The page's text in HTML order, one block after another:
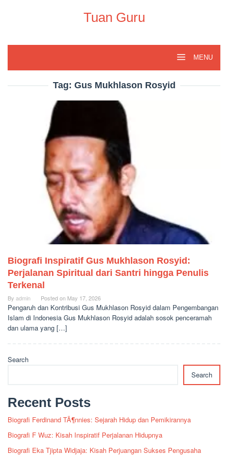
Tuan Guru
MENU
Tag: Gus Mukhlason Rosyid
Biografi Inspiratif Gus Mukhlason Rosyid:
Perjalanan Spiritual dari Santri hingga Penulis
Terkenal
By admin Posted on May 17, 2026
Pengaruh dan Kontribusi Gus Mukhlason Rosyid dalam Pengembangan
Islam di Indonesia Gus Mukhlason Rosyid adalah sosok penceramah
dan ulama yang […]
Search
Search
Recent Posts
Biografi Ferdinand TÃ¶nnies: Sejarah Hidup dan Pemikirannya
Biografi F Wuz: Kisah Inspiratif Perjalanan Hidupnya
Biografi Eka Tjipta Widjaja: Kisah Perjuangan Sukses Pengusaha